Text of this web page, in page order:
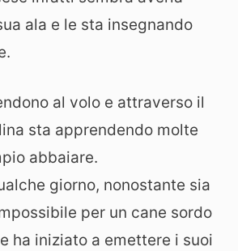
ala e le sta insegnando
al volo e attraverso il
sta apprendendo molte
abbaiare.
giorno, nonostante sia
per un cane sordo
ha iniziato a emettere i suoi